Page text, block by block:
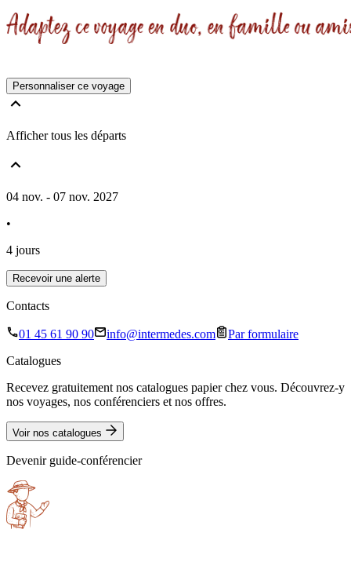
Personnaliser ce voyage
Afficher tous les départs
04 nov. - 07 nov. 2027
•
4 jours
Recevoir une alerte
Contacts
01 45 61 90 90 info@intermedes.com
Par formulaire
Catalogues
Recevez gratuitement nos catalogues papier chez vous. Découvrez-y
nos voyages, nos conférenciers et nos offres.
Voir nos catalogues
Devenir guide-conférencier